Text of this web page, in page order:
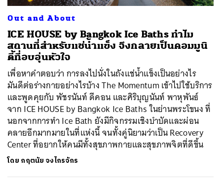
Out and About
ICE HOUSE by Bangkok Ice Baths ทำไม
สถานที่สำหรับแช่น้ำแข็ง จึงกลายเป็นคอมมูนิ
ตี้ที่อบอุ่นหัวใจ
เพื่อหาคำตอบว่า การลงไปนั่งในถังแช่น้ำแข็งเป็นอย่างไร
มันดีต่อร่างกายอย่างไรบ้าง The Momentum เข้าไปใช้บริการ
และพูดคุยกับ พัชรนันท์ ดีคอน และศิริบุญนันท์ พาหุพันธ์
จาก ICE HOUSE by Bangkok Ice Baths ในย่านพระโขนง ที่
นอกจากการทำ Ice Bath ยังมีกิจกรรมเชิงบำบัดและผ่อน
คลายอีกมากมายในที่แห่งนี้ จนทั้งคู่นิยามว่าเป็น Recovery
Center ที่อยากให้คนมีทั้งสุขภาพกายและสุขภาพจิตที่ดีขึ้น
โดย กฤตนัย จงไกรจักร
ค้นหา